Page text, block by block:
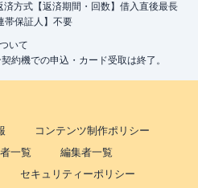
方式【返済期間・回数】借入直後最長
帯保証人】不要
いて
約機での申込・カード受取は終了。
コンテンツ制作ポリシー
一覧
編集者一覧
セキュリティーポリシー